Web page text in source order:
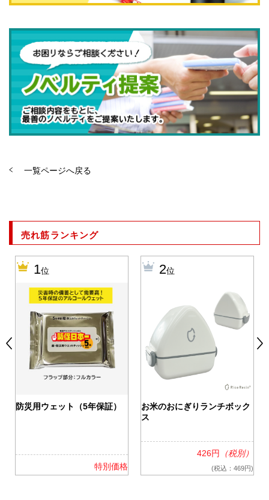
一覧ページへ戻る
売れ筋ランキング
1位
防災用ウェット（5年保証）
特別価格
2位
お米のおにぎりランチボック
ス
426円 （税別）
(税込：469円)